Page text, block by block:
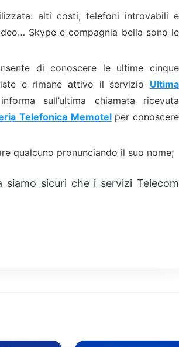
alti costi, telefoni introvabili e
Skype e compagnia bella sono le
di conoscere le ultime cinque
e rimane attivo il servizio Ultima
sull’ultima chiamata ricevuta
Telefonica Memotelper conoscere
qualcuno pronunciando il suo nome;
siamo sicuri che i servizi Telecom